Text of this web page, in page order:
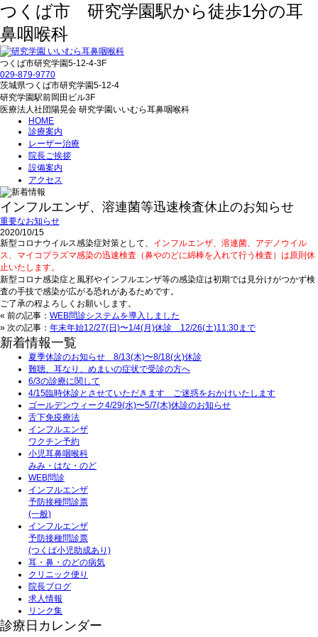
つくば市 研究学園駅から徒歩1分の耳
鼻咽喉科
つくば市研究学園5‐12‐4-3F
029‐879‐9770
茨城県つくば市研究学園5‐12‐4
研究学園駅前岡田ビル3F
医療法人社団陽晃会 研究学園いいむら耳鼻咽喉科
HOME
診療案内
レーザー治療
院長ご挨拶
設備案内
アクセス
インフルエンザ、溶連菌等迅速検査休止のお知らせ
重要なお知らせ
2020/10/15
新型コロナウイルス感染症対策として、 インフルエンザ、溶連菌、アデノウイル
ス、マイコプラズマ感染の迅速検査（鼻やのどに綿棒を入れて行う検査）は原則休
止いたします。
新型コロナ感染症と風邪やインフルエンザ等の感染症は初期では見分けがつかず検
査の手技で感染が広がる恐れがあるためです。
ご了承の程よろしくお願いします。
« 前の記事： WEB問診システムを導入しました
» 次の記事： 年末年始12/27(日)〜1/4(月)休診 12/26(土)11:30まで
新着情報一覧
夏季休診のお知らせ 8/13(木)〜8/18(火)休診
難聴、耳なり、めまいの症状で受診の方へ
6/3の診療に関して
4/15臨時休診とさせていただきます ご迷惑をおかけいたします
ゴールデンウィーク4/29(水)〜5/7(木)休診のお知らせ
舌下免疫療法
インフルエンザ
ワクチン予約
小児耳鼻咽喉科
みみ・はな・のど
WEB問診
インフルエンザ
予防接種問診票
(一般)
インフルエンザ
予防接種問診票
(つくば小児助成あり)
耳・鼻・のどの病気
クリニック便り
院長ブログ
求人情報
リンク集
診療日カレンダー